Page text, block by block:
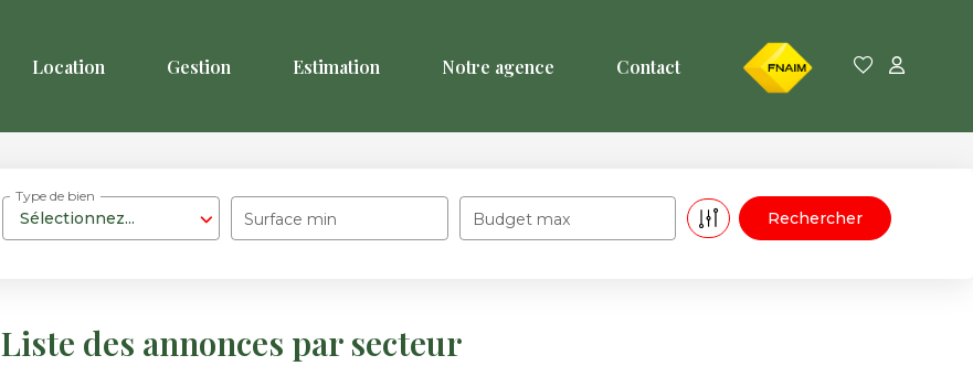
Location Gestion Estimation Notre agence Contact
Sélectionnez...
Type de bien
Surface min Budget max
Liste des annonces par secteur